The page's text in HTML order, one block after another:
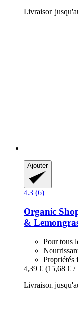
Livraison
Ajouter
4.3 (6)
Organic
&
Pour tous
Propriétés
4,39 € (15,68 € /
Livraison